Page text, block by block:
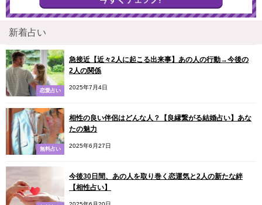
新着占い
恋愛占い
急接近【近々2人に起こる出来事】あの人の行動→今後の
2人の関係
2025年7月4日
無料占い
相性の良い伴侶はどんな人？【良縁繋がる結婚占い】あな
たの魅力
2025年6月27日
今後30日間、あの人を取り巻く恋運気と2人の新たな絆
【相性占い】
2025年6月20日